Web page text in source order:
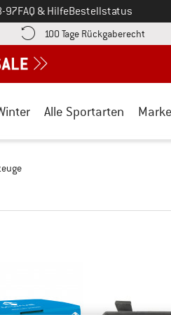
unter
97FAQ & HilfeBestellstatus
sich in einer Infobox
100 Tage Rückgaberecht
Alle Sportarten